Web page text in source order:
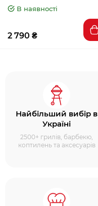
В наявності
2 790 ₴
Найбільший вибір в
Україні
2500+ грилів, барбекю,
коптилень та аксесуарів